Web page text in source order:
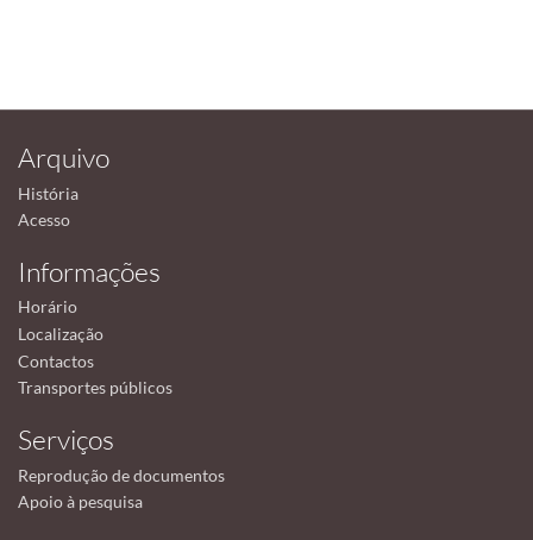
Arquivo
História
Acesso
Informações
Horário
Localização
Contactos
Transportes públicos
Serviços
Reprodução de documentos
Apoio à pesquisa